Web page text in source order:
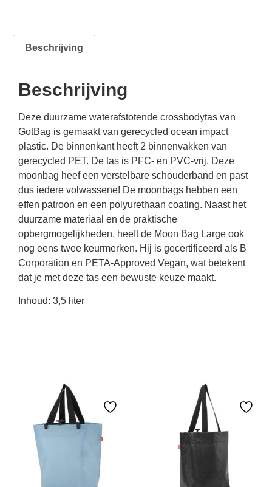
Beschrijving
Beschrijving
Deze duurzame waterafstotende crossbodytas van
GotBag is gemaakt van gerecycled ocean impact
plastic. De binnenkant heeft 2 binnenvakken van
gerecycled PET. De tas is PFC- en PVC-vrij. Deze
moonbag heef een verstelbare schouderband en past
dus iedere volwassene! De moonbags hebben een
effen patroon en een polyurethaan coating. Naast het
duurzame materiaal en de praktische
opbergmogelijkheden, heeft de Moon Bag Large ook
nog eens twee keurmerken. Hij is gecertificeerd als B
Corporation en PETA-Approved Vegan, wat betekent
dat je met deze tas een bewuste keuze maakt.
Inhoud: 3,5 liter